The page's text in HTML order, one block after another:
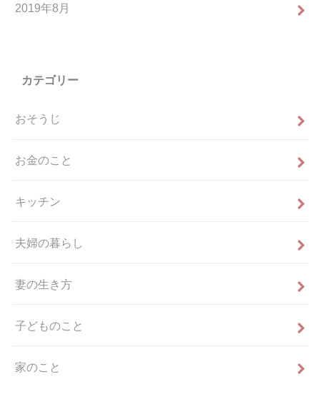
2019年8月
カテゴリー
おそうじ
お金のこと
キッチン
夫婦の暮らし
妻の生き方
子どものこと
家のこと